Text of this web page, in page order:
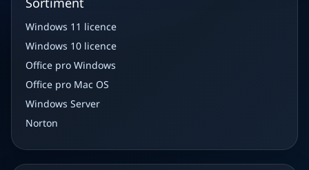
Windows 11 licence
Windows 10 licence
Office pro Windows
Office pro Mac OS
Windows Server
Norton